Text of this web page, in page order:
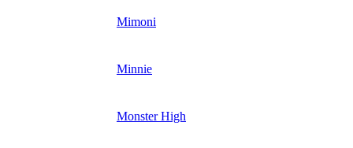
Mimoni
Minnie
Monster High